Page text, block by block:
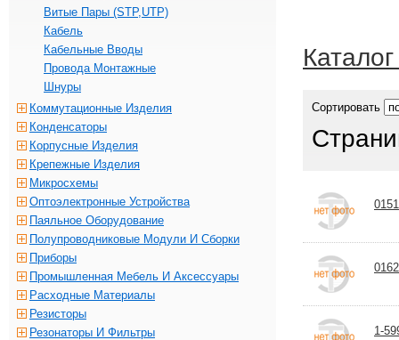
Сортировать
1-
Витые Пары (STP,UTP)
Кабель
Кабельные Вводы
Провода Монтажные
Шнуры
Коммутационные Изделия
Конденсаторы
Корпусные Изделия
Крепежные Изделия
Микросхемы
Оптоэлектронные Устройства
Паяльное Оборудование
Полупроводниковые Модули И Сборки
Приборы
Промышленная Мебель И Аксессуары
Расходные Материалы
Резисторы
Резонаторы И Фильтры